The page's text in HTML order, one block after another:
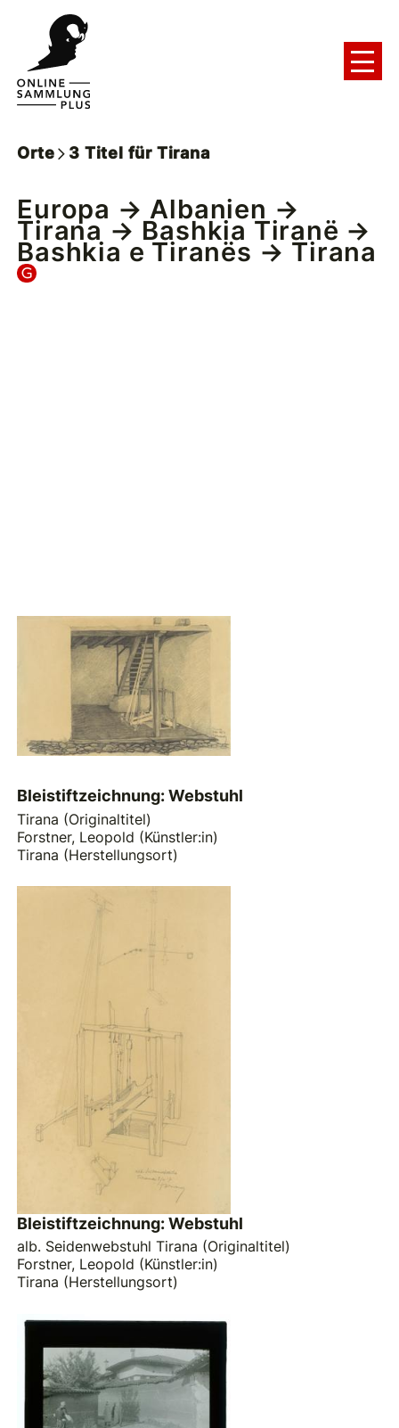
Orte 3 Titel für Tirana
Europa → Albanien →
Tirana → Bashkia Tiranë →
Bashkia e Tiranës → Tirana
Bleistiftzeichnung: Webstuhl
Tirana (Originaltitel)
Forstner, Leopold (Künstler:in)
Tirana (Herstellungsort)
Bleistiftzeichnung: Webstuhl
alb. Seidenwebstuhl Tirana (Originaltitel)
Forstner, Leopold (Künstler:in)
Tirana (Herstellungsort)